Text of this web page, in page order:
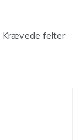
Krævede felter